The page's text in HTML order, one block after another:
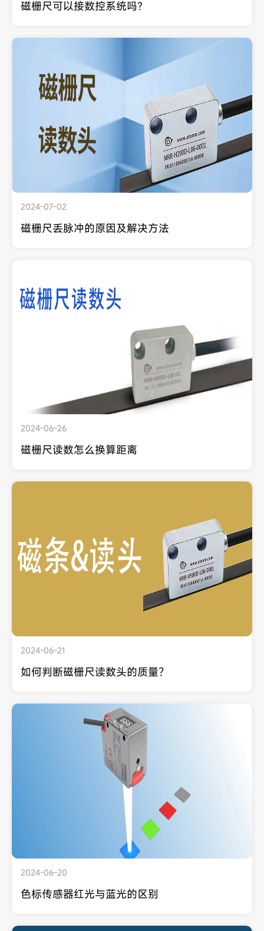
磁栅尺可以接数控系统吗?
2024-07-02
磁栅尺丢脉冲的原因及解决方法
2024-06-26
磁栅尺读数怎么换算距离
2024-06-21
如何判断磁栅尺读数头的质量？
2024-06-20
色标传感器红光与蓝光的区别